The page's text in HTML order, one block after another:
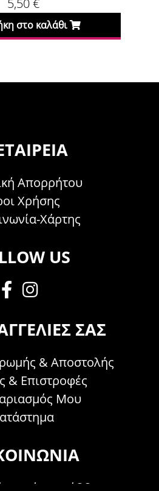
Προσθήκη στο καλάθι
Απορρήτου
Χρήσης
Χάρτης
US
ΣΑΣ
& Αποστολής
& Επιστροφές
Μου
Δευτέρα - Σάββατο